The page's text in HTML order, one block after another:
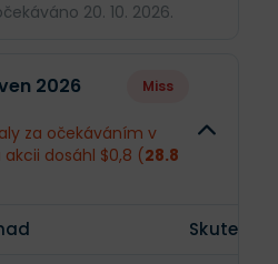
20. 10. 2026.
mil.
2026 Miss
za očekáváním v
akcii dosáhl $0,8 (28.8